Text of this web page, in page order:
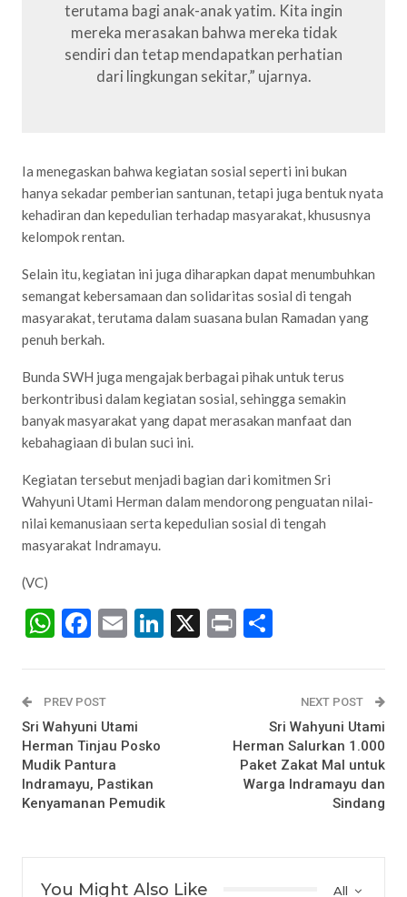
terutama bagi anak-anak yatim. Kita ingin
mereka merasakan bahwa mereka tidak
sendiri dan tetap mendapatkan perhatian
dari lingkungan sekitar,” ujarnya.
Ia menegaskan bahwa kegiatan sosial seperti ini bukan
hanya sekadar pemberian santunan, tetapi juga bentuk nyata
kehadiran dan kepedulian terhadap masyarakat, khususnya
kelompok rentan.
Selain itu, kegiatan ini juga diharapkan dapat menumbuhkan
semangat kebersamaan dan solidaritas sosial di tengah
masyarakat, terutama dalam suasana bulan Ramadan yang
penuh berkah.
Bunda SWH juga mengajak berbagai pihak untuk terus
berkontribusi dalam kegiatan sosial, sehingga semakin
banyak masyarakat yang dapat merasakan manfaat dan
kebahagiaan di bulan suci ini.
Kegiatan tersebut menjadi bagian dari komitmen Sri
Wahyuni Utami Herman dalam mendorong penguatan nilai-
nilai kemanusiaan serta kepedulian sosial di tengah
masyarakat Indramayu.
(VC)
WhatsApp
Facebook
EmailLinkedIn
X Print
PREV POST
Sri Wahyuni Utami
Herman Tinjau Posko
Mudik Pantura
Indramayu, Pastikan
Kenyamanan Pemudik
NEXT POST
Sri Wahyuni Utami
Herman Salurkan 1.000
Paket Zakat Mal untuk
Warga Indramayu dan
Sindang
All
You Might Also Like